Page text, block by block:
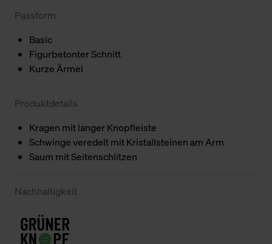
Passform
Basic
Figurbetonter Schnitt
Kurze Ärmel
Produktdetails
Kragen mit langer Knopfleiste
Schwinge veredelt mit Kristallsteinen am Arm
Saum mit Seitenschlitzen
Nachhaltigkeit